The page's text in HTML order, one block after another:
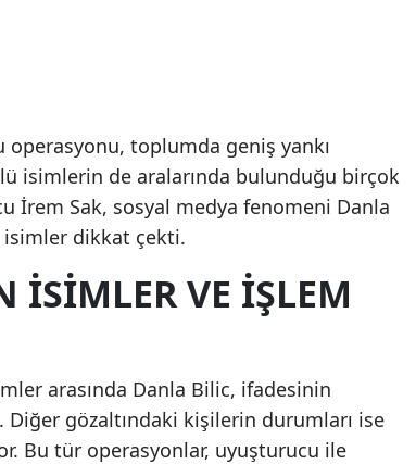
toplumda geniş yankı
isimlerin de aralarında bulunduğu birçok
İrem Sak, sosyal medya fenomeni Danla
isimler dikkat çekti.
İSIMLER VE İŞLEM
arasında Danla Bilic, ifadesinin
Diğer gözaltındaki kişilerin durumları ise
Bu tür operasyonlar, uyuşturucu ile